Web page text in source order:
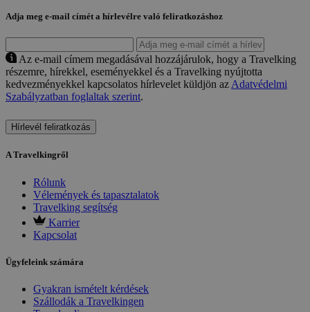
Adja meg e-mail címét a hírlevélre való feliratkozáshoz
Az e-mail címem megadásával hozzájárulok, hogy a Travelking
részemre, hírekkel, eseményekkel és a Travelking nyújtotta
kedvezményekkel kapcsolatos hírlevelet küldjön az Adatvédelmi
Szabályzatban foglaltak szerint.
Hírlevél feliratkozás
A Travelkingről
Rólunk
Vélemények és tapasztalatok
Travelking segítség
Karrier
Kapcsolat
Ügyfeleink számára
Gyakran ismételt kérdések
Szállodák a Travelkingen